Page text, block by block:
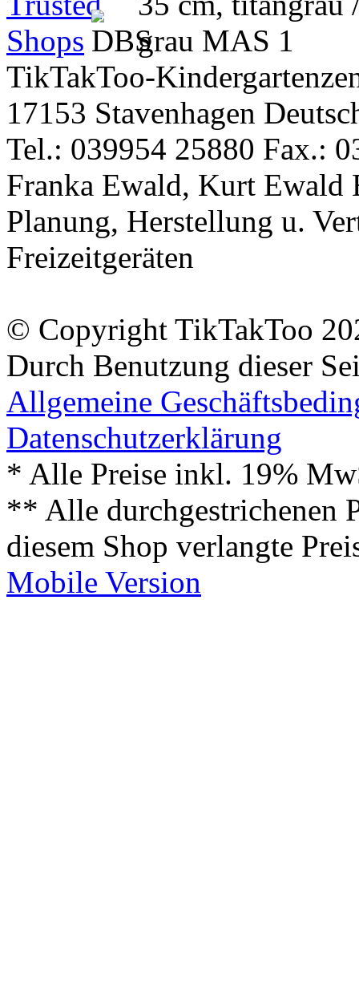
TikTakToo-
17153 Stavenhagen
Tel.: 039954 25880 Fax.:
Franka Ewald, Kurt Ewald
Planung, Herstellung u.
Freizeitgeräten
© Copyright TikTakToo
Durch Benutzung dieser
Allgemeine
Datenschutzerklärung
* Alle Preise inkl. 19%
** Alle durchgestrichenen
diesem Shop verlangte
Mobile Version